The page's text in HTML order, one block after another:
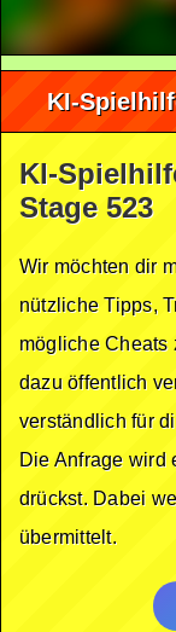
KI-
KI-
Stage 523
Wir möchten dir
nützliche Tipps,
mögliche Cheats
dazu öffentlich
verständlich für
Die Anfrage wird
drückst. Dabei
übermittelt.